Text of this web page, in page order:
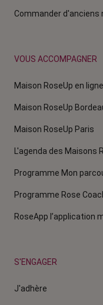
Commander d'anciens
VOUS ACCOMPAGNER
Maison RoseUp en ligne
Maison RoseUp
Maison RoseUp Paris
L'agenda des Maisons
Programme Mon
Programme Rose
RoseApp l’application
S'ENGAGER
J'adhère